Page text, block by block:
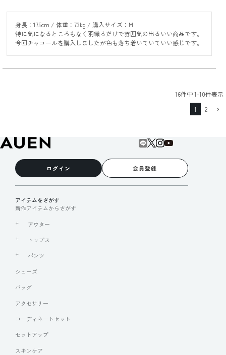
身長：175cm / 体重：73kg / 購入サイズ：M
特に気になるところもなく羽織るだけで雰囲気の出るいい商品です。
今回チャコールを購入しましたが色も落ち着いていていい感じです。
16件中1-10件表示
1
2
ログイン 会員登録
アイテムをさがす
新作アイテムからさがす
アウター
トップス
パンツ
シューズ
バッグ
アクセサリー
コーディネートセット
セットアップ
スキンケア